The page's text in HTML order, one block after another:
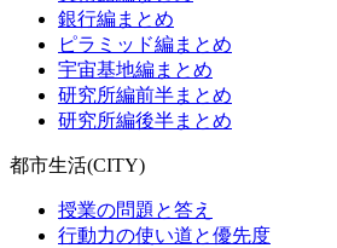
銀行編まとめ
ピラミッド編まとめ
宇宙基地編まとめ
研究所編前半まとめ
研究所編後半まとめ
都市生活(CITY)
授業の問題と答え
行動力の使い道と優先度